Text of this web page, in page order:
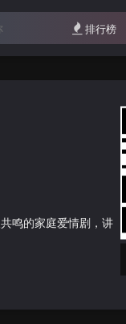
排行榜
鸣的家庭爱情剧，讲